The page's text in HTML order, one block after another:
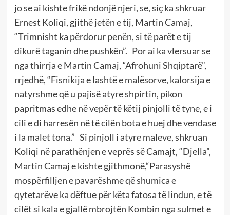
jo se ai kishte frikë ndonjë njeri, se, siç ka shkruar
Ernest Koliqi, gjithë jetën e tij, Martin Camaj,
“Trimnisht ka përdorur penën, si të parët e tij
dikurë taganin dhe pushkën”. Por ai ka vlersuar se
nga thirrja e Martin Camaj, “Afrohuni Shqiptarë”,
rrjedhë, “Fisnikija e lashtë e malësorve, kalorsija e
natyrshme që u pajisë atyre shpirtin, pikon
papritmas edhe në vepër të këtij pinjolli të tyne, e i
cili e di harresën në të cilën bota e huej dhe vendase
i la malet tona.” Si pinjoll i atyre maleve, shkruan
Koliqi në parathënjen e veprës së Camajt, “Djella”,
Martin Camaj e kishte gjithmonë,“Parasyshë
mospërfilljen e pavarëshme që shumica e
qytetarëve ka dëftue për këta fatosa të lindun, e të
cilët si kala e gjallë mbrojtën Kombin nga sulmet e